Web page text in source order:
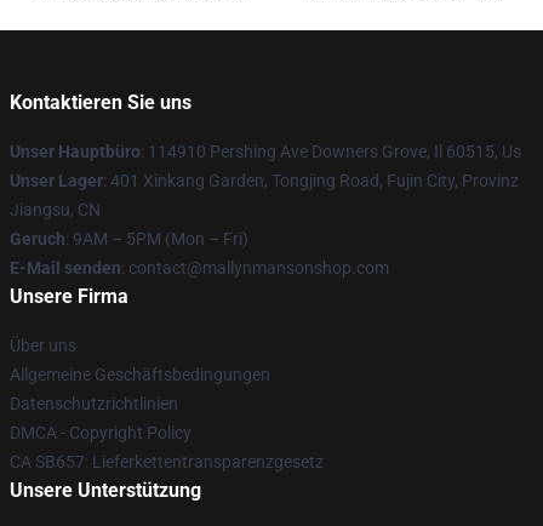
Kontaktieren Sie uns
Unser Hauptbüro: 114910 Pershing Ave Downers Grove, Il 60515, Us
Unser Lager: 401 Xinkang Garden, Tongjing Road, Fujin City, Provinz
Jiangsu, CN
Geruch: 9AM – 5PM (Mon – Fri)
E-Mail senden: contact@mallynmansonshop.com
Unsere Firma
Über uns
Allgemeine Geschäftsbedingungen
Datenschutzrichtlinien
DMCA - Copyright Policy
CA SB657: Lieferkettentransparenzgesetz
Unsere Unterstützung